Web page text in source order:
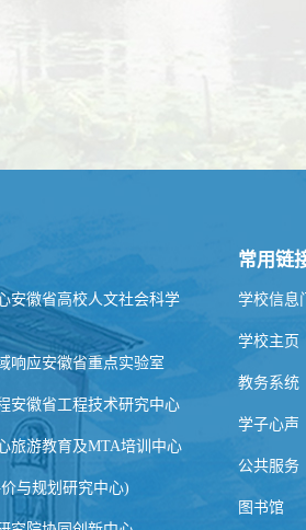
安徽省高校人文社会科学
响应安徽省重点实验室
安徽省工程技术研究中心
旅游教育及MTA培训中心
与规划研究中心)
常用链
学校信息
学校主页
教务系统
学子心声
公共服务
图书馆